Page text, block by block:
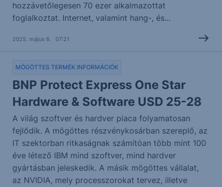
hozzávetőlegesen 70 ezer alkalmazottat
foglalkoztat. Internet, valamint hang-, és...
2025. május 6. 07:21
MÖGÖTTES TERMÉK INFORMÁCIÓK
BNP Protect Express One Star
Hardware & Software USD 25-28
A világ szoftver és hardver piaca folyamatosan
fejlődik. A mögöttes részvénykosárban szereplő, az
IT szektorban ritkaságnak számítóan több mint 100
éve létező IBM mind szoftver, mind hardver
gyártásban jeleskedik. A másik mögöttes vállalat,
az NVIDIA, mely processzorokat tervez, illetve